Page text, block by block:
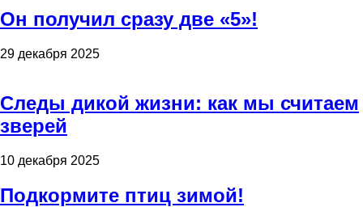
Он получил сразу две «5»!
29 декабря 2025
Следы дикой жизни: как мы считаем
зверей
10 декабря 2025
Подкормите птиц зимой!